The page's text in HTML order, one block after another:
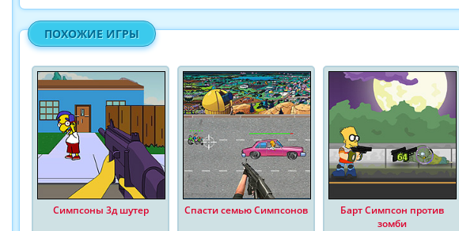
ПОХОЖИЕ ИГРЫ
Симпсоны 3д шутер Спасти семью Симпсонов
Барт Симпсон против
зомби